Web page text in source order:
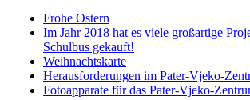
Frohe Ostern
Im Jahr 2018 hat es viele großartige
Schulbus gekauft!
Weihnachtskarte
Herausforderungen im Pater-Vjeko-
Fotoapparate für das Pater-Vjeko-